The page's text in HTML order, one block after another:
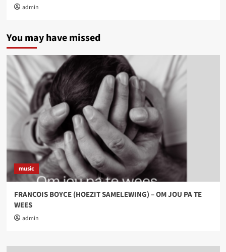
admin
You may have missed
music
FRANCOIS BOYCE (HOEZIT SAMELEWING) – OM JOU PA TE
WEES
admin